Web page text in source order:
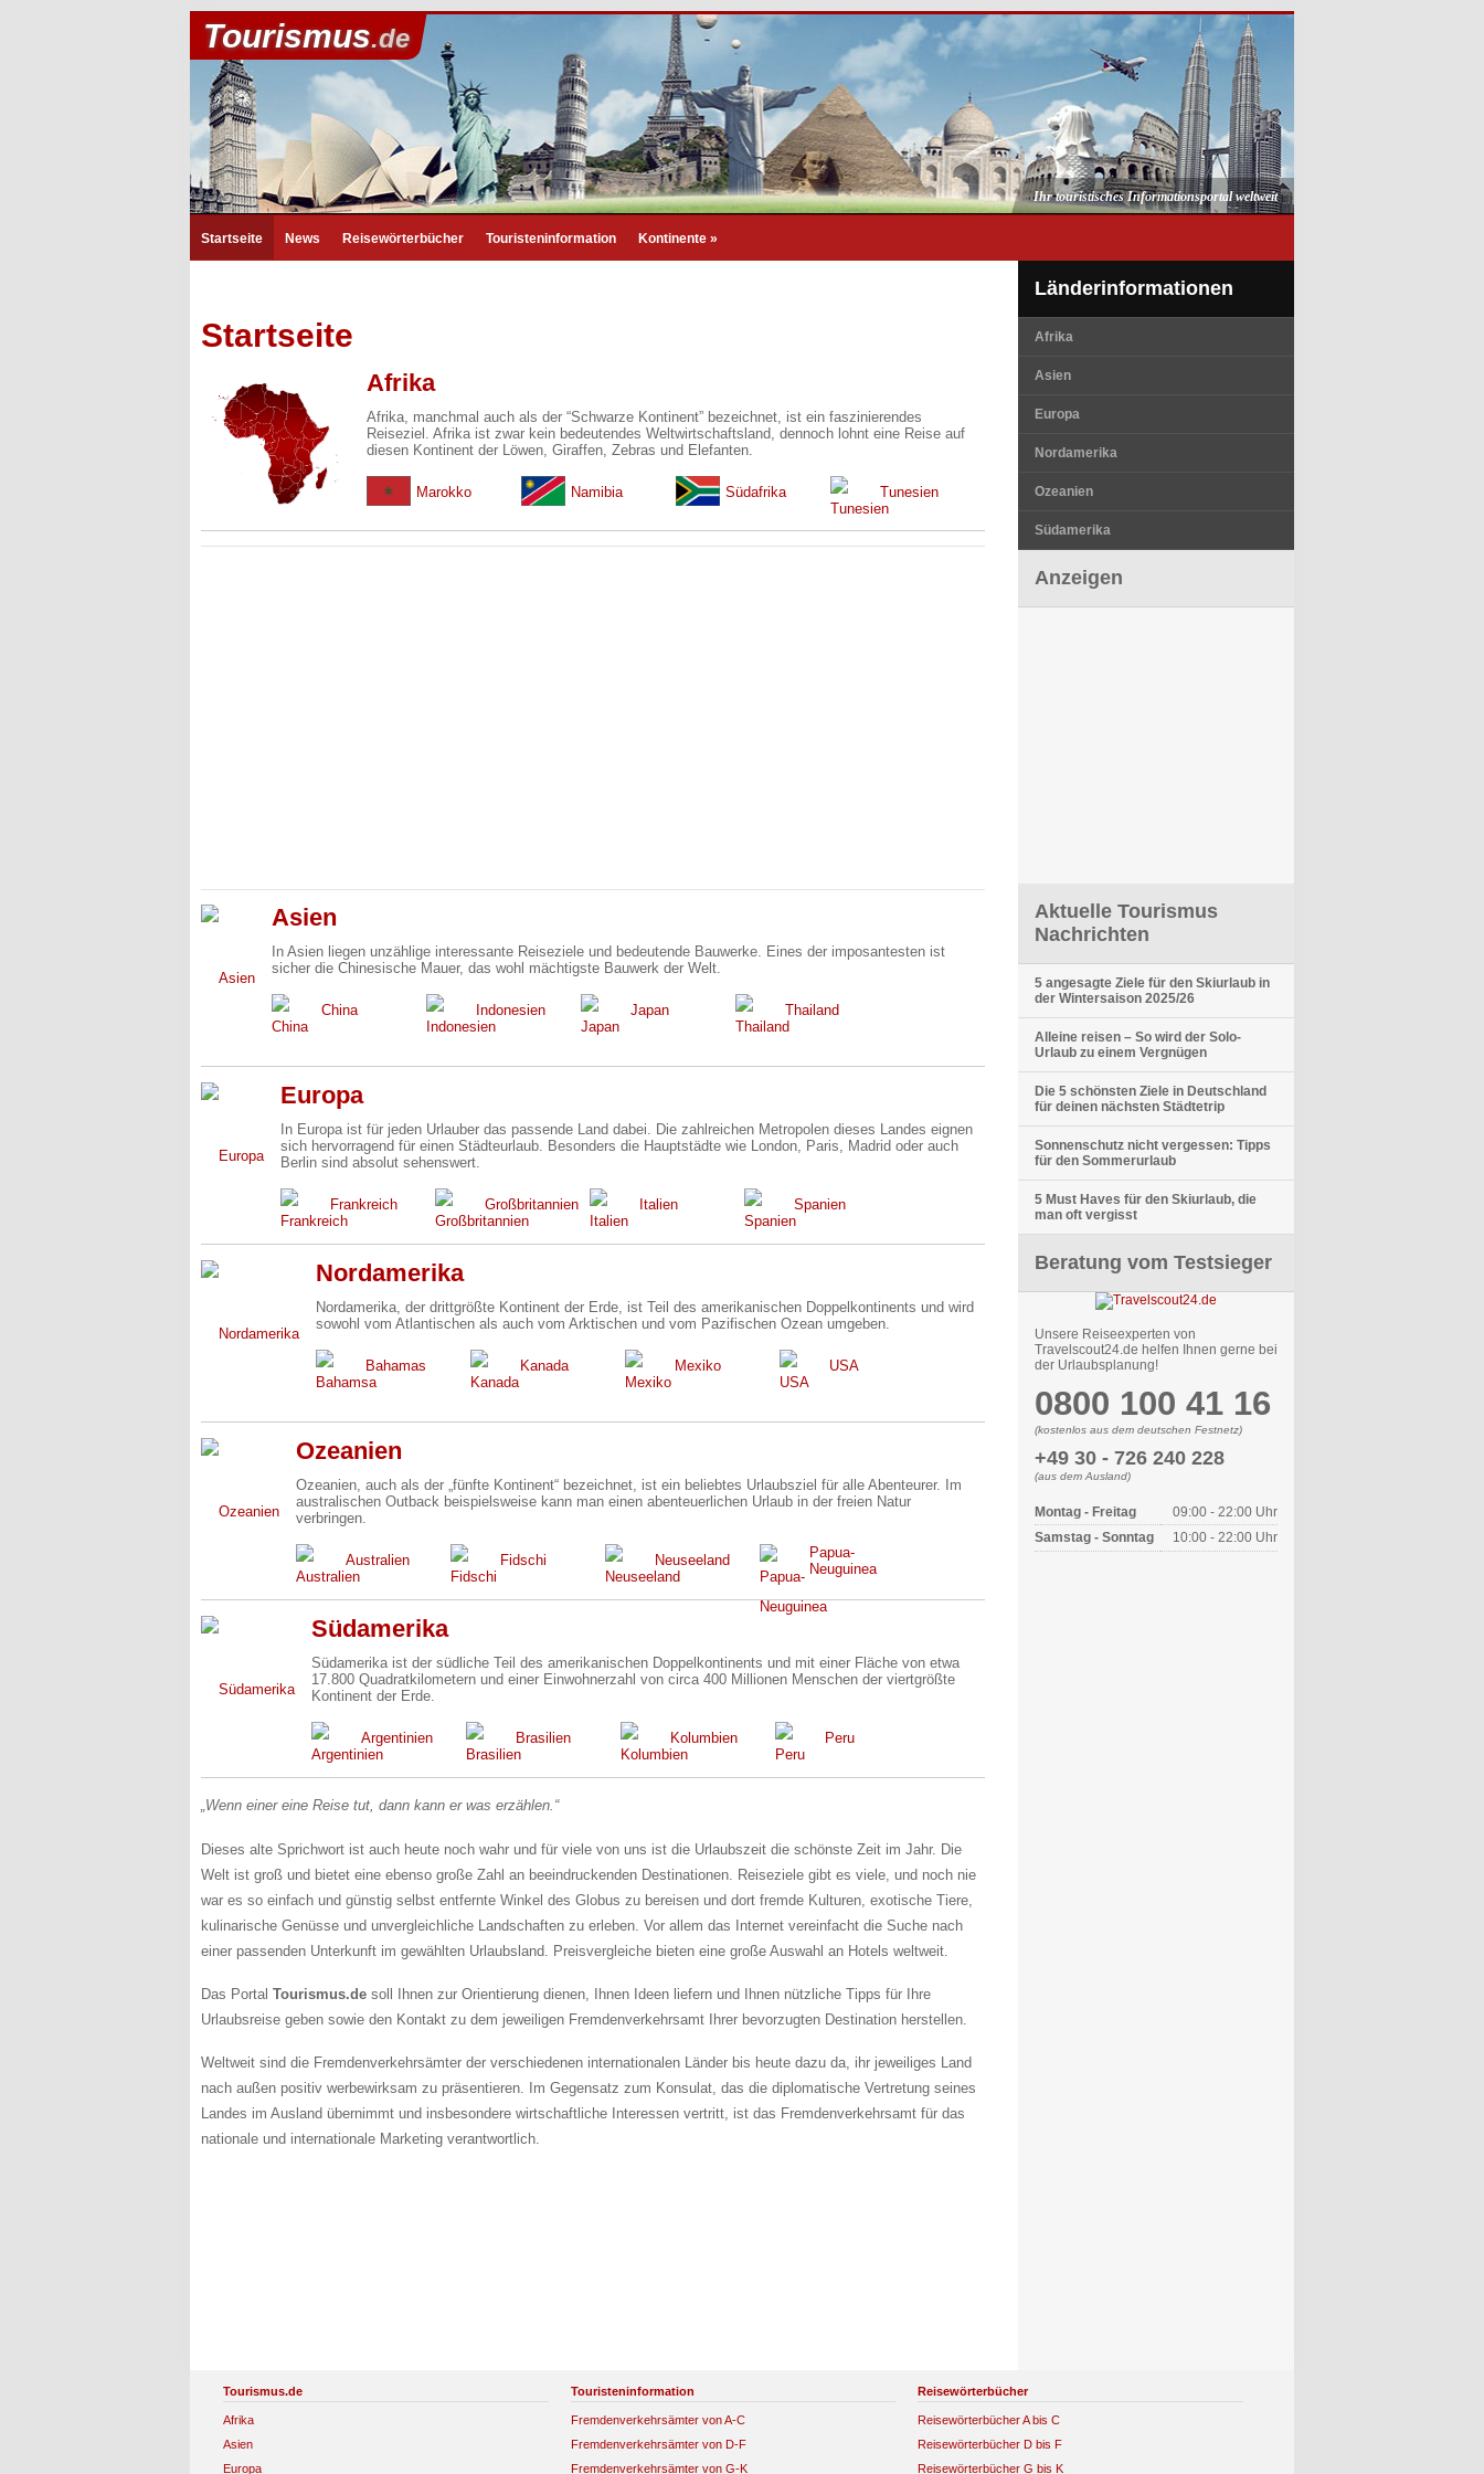
Tourismus.de
Ihr touristisches Informationsportal weltweit
Startseite News Reisewörterbücher Touristeninformation Kontinente »
Startseite
Afrika
Afrika, manchmal auch als der “Schwarze Kontinent” bezeichnet, ist ein faszinierendes
Reiseziel. Afrika ist zwar kein bedeutendes Weltwirtschaftsland, dennoch lohnt eine Reise auf
diesen Kontinent der Löwen, Giraffen, Zebras und Elefanten.
Marokko Namibia Südafrika Tunesien
Asien
In Asien liegen unzählige interessante Reiseziele und bedeutende Bauwerke. Eines der imposantesten ist
sicher die Chinesische Mauer, das wohl mächtigste Bauwerk der Welt.
China Indonesien Japan Thailand
Europa
In Europa ist für jeden Urlauber das passende Land dabei. Die zahlreichen Metropolen dieses Landes eignen
sich hervorragend für einen Städteurlaub. Besonders die Hauptstädte wie London, Paris, Madrid oder auch
Berlin sind absolut sehenswert.
Frankreich Großbritannien Italien Spanien
Nordamerika
Nordamerika, der drittgrößte Kontinent der Erde, ist Teil des amerikanischen Doppelkontinents und wird
sowohl vom Atlantischen als auch vom Arktischen und vom Pazifischen Ozean umgeben.
Bahamas Kanada Mexiko USA
Ozeanien
Ozeanien, auch als der „fünfte Kontinent“ bezeichnet, ist ein beliebtes Urlaubsziel für alle Abenteurer. Im
australischen Outback beispielsweise kann man einen abenteuerlichen Urlaub in der freien Natur
verbringen.
Australien Fidschi Neuseeland
Papua-
Neuguinea
Südamerika
Südamerika ist der südliche Teil des amerikanischen Doppelkontinents und mit einer Fläche von etwa
17.800 Quadratkilometern und einer Einwohnerzahl von circa 400 Millionen Menschen der viertgrößte
Kontinent der Erde.
Argentinien Brasilien Kolumbien Peru
„Wenn einer eine Reise tut, dann kann er was erzählen.“
Dieses alte Sprichwort ist auch heute noch wahr und für viele von uns ist die Urlaubszeit die schönste Zeit im Jahr. Die
Welt ist groß und bietet eine ebenso große Zahl an beeindruckenden Destinationen. Reiseziele gibt es viele, und noch nie
war es so einfach und günstig selbst entfernte Winkel des Globus zu bereisen und dort fremde Kulturen, exotische Tiere,
kulinarische Genüsse und unvergleichliche Landschaften zu erleben. Vor allem das Internet vereinfacht die Suche nach
einer passenden Unterkunft im gewählten Urlaubsland. Preisvergleiche bieten eine große Auswahl an Hotels weltweit.
Das Portal Tourismus.de soll Ihnen zur Orientierung dienen, Ihnen Ideen liefern und Ihnen nützliche Tipps für Ihre
Urlaubsreise geben sowie den Kontakt zu dem jeweiligen Fremdenverkehrsamt Ihrer bevorzugten Destination herstellen.
Weltweit sind die Fremdenverkehrsämter der verschiedenen internationalen Länder bis heute dazu da, ihr jeweiliges Land
nach außen positiv werbewirksam zu präsentieren. Im Gegensatz zum Konsulat, das die diplomatische Vertretung seines
Landes im Ausland übernimmt und insbesondere wirtschaftliche Interessen vertritt, ist das Fremdenverkehrsamt für das
nationale und internationale Marketing verantwortlich.
Länderinformationen
Afrika
Asien
Europa
Nordamerika
Ozeanien
Südamerika
Anzeigen
Aktuelle Tourismus
Nachrichten
5 angesagte Ziele für den Skiurlaub in
der Wintersaison 2025/26
Alleine reisen – So wird der Solo-
Urlaub zu einem Vergnügen
Die 5 schönsten Ziele in Deutschland
für deinen nächsten Städtetrip
Sonnenschutz nicht vergessen: Tipps
für den Sommerurlaub
5 Must Haves für den Skiurlaub, die
man oft vergisst
Beratung vom Testsieger
Unsere Reiseexperten von
Travelscout24.de helfen Ihnen gerne bei
der Urlaubsplanung!
0800 100 41 16
(kostenlos aus dem deutschen Festnetz)
+49 30 - 726 240 228
(aus dem Ausland)
Montag - Freitag
09:00 - 22:00 Uhr
Samstag - Sonntag
10:00 - 22:00 Uhr
Tourismus.de
Afrika
Asien
Europa
Touristeninformation
Fremdenverkehrsämter von A-C
Fremdenverkehrsämter von D-F
Fremdenverkehrsämter von G-K
Reisewörterbücher
Reisewörterbücher A bis C
Reisewörterbücher D bis F
Reisewörterbücher G bis K